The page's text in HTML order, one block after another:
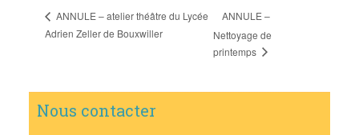
ANNULE – atelier théâtre du Lycée
Adrien Zeller de Bouxwiller
ANNULE –
Nettoyage de
printemps
Nous contacter